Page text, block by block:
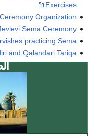
Exercises
Organization
Sema Ceremony
practicing Sema
and Qalandari Tariqa